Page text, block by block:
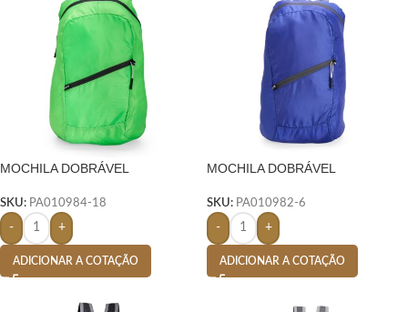
MOCHILA DOBRÁVEL
SKU: PA010984-18
- +
ADICIONAR A COTAÇÃO
MOCHILA DOBRÁVEL
SKU: PA010982-6
- +
ADICIONAR A COTAÇÃO